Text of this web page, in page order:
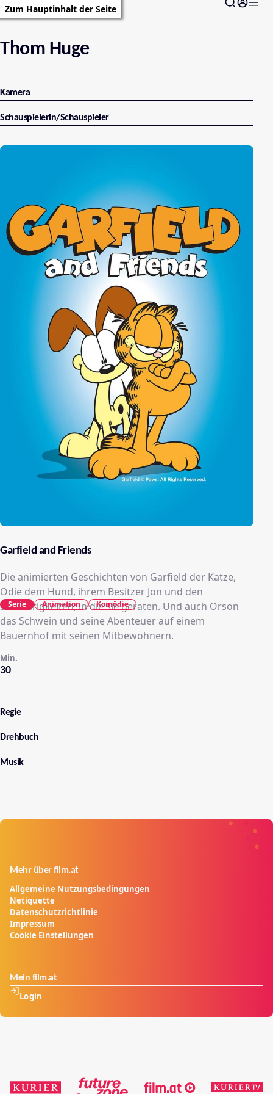
Zum Hauptinhalt der Seite
Thom Huge
Kamera
Schauspielerin/Schauspieler
Garfield and Friends
Die animierten Geschichten von Garfield der Katze,
Odie dem Hund, ihrem Besitzer Jon und den
Schwierigkeiten, in die sie geraten. Und auch Orson
das Schwein und seine Abenteuer auf einem
Bauernhof mit seinen Mitbewohnern.
30
Min.
Serie Animation Komödie
Regie
Drehbuch
Musik
Mehr über film.at
Allgemeine Nutzungsbedingungen
Netiquette
Datenschutzrichtlinie
Impressum
Cookie Einstellungen
Mein film.at
Login